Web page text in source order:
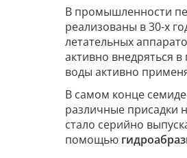
В промышленности
реализованы в 30-х
летательных
активно внедряться
воды активно
В самом конце
различные присадки
стало серийно
помощью